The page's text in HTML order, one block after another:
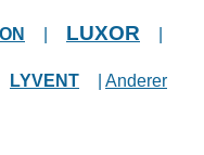
LUXOR
LYVENT Anderer